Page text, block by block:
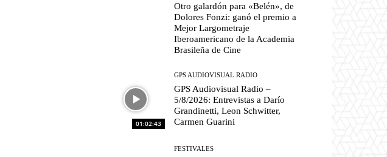
Otro galardón para «Belén», de
Dolores Fonzi: ganó el premio a
Mejor Largometraje
Iberoamericano de la Academia
Brasileña de Cine
01:02:43
GPS AUDIOVISUAL RADIO
GPS Audiovisual Radio –
5/8/2026: Entrevistas a Darío
Grandinetti, Leon Schwitter,
Carmen Guarini
FESTIVALES